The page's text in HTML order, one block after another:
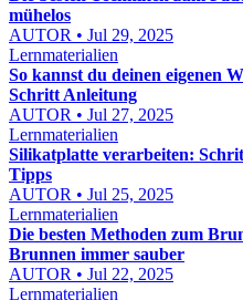
mühelos
AUTOR • Jul 29, 2025
Lernmaterialien
So kannst du deinen eigenen
Schritt Anleitung
AUTOR • Jul 27, 2025
Lernmaterialien
Silikatplatte verarbeiten:
Tipps
AUTOR • Jul 25, 2025
Lernmaterialien
Die besten Methoden zum
Brunnen immer sauber
AUTOR • Jul 22, 2025
Lernmaterialien